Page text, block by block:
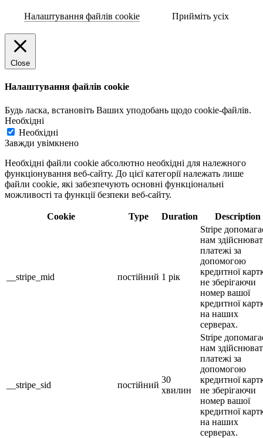
Налаштування файлів cookie Прийміть усіх
Close
Налаштування файлів cookie
Будь ласка, встановіть Ваших уподобань щодо cookie-файлів.
Необхідні
Необхідні
Завжди увімкнено
Необхідні файли cookie абсолютно необхідні для належного
функціонування веб-сайту. До цієї категорії належать лише
файли cookie, які забезпечують основні функціональні
можливості та функції безпеки веб-сайту.
Cookie Type Duration Description
__stripe_mid постійний 1 рік
Stripe
нам
платежі за
допомогою
кредитної
не зберігаючи
номер вашої
кредитної
на наших
серверах.
__stripe_sid постійний
30
хвилин
Stripe
нам
платежі за
допомогою
кредитної
не зберігаючи
номер вашої
кредитної
на наших
серверах.